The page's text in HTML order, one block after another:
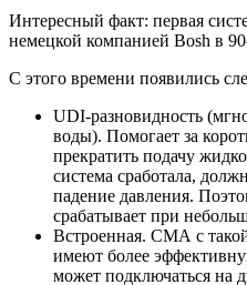
Интересный факт: первая
немецкой компанией Bosh в
С этого времени появились
UDI-разновидность
воды). Помогает за
прекратить подачу
система сработала,
падение давления.
срабатывает при
Встроенная. СМА с
имеют более
может подключаться на